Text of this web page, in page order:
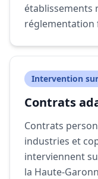
établissements
réglementation
Intervention
Contrats
Contrats
industries et
interviennent
la Haute-